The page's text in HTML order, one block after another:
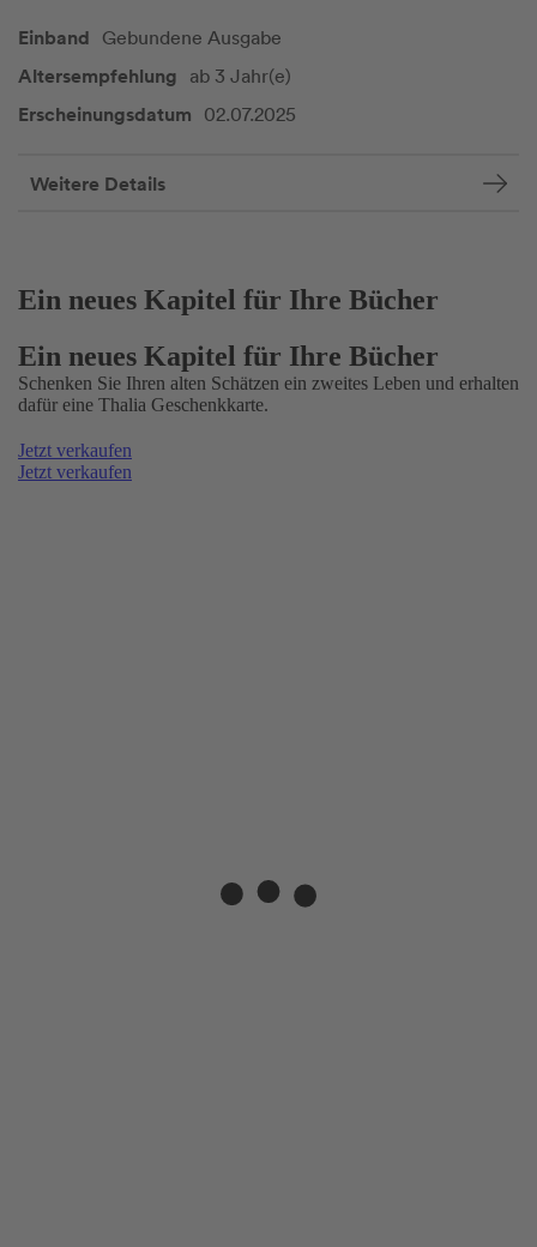
Einband Gebundene Ausgabe
Altersempfehlung ab 3 Jahr(e)
Erscheinungsdatum 02.07.2025
Weitere Details
Ein neues Kapitel für Ihre Bücher
Ein neues Kapitel für Ihre Bücher
Schenken Sie Ihren alten Schätzen ein zweites Leben und erhalten
dafür eine Thalia Geschenkkarte.
Jetzt verkaufen
Jetzt verkaufen